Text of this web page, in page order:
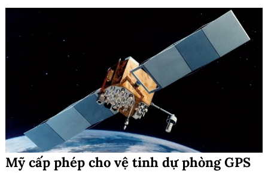
Mỹ cấp phép cho vệ tinh dự phòng GPS